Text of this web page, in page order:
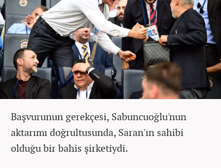
Başvurunun gerekçesi, Sabuncuoğlu'nun
aktarımı doğrultusunda, Saran'ın sahibi
olduğu bir bahis şirketiydi.